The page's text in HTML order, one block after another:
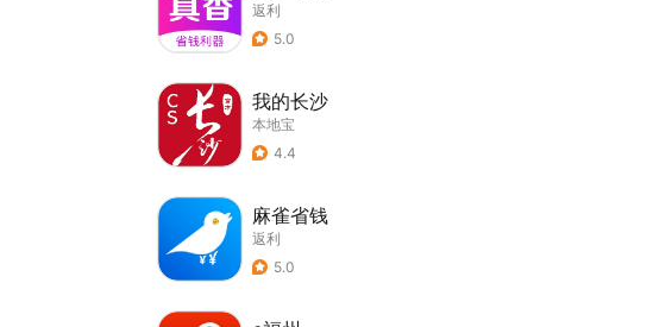
返利
5.0
我的长沙
本地宝
4.4
麻雀省钱
返利
5.0